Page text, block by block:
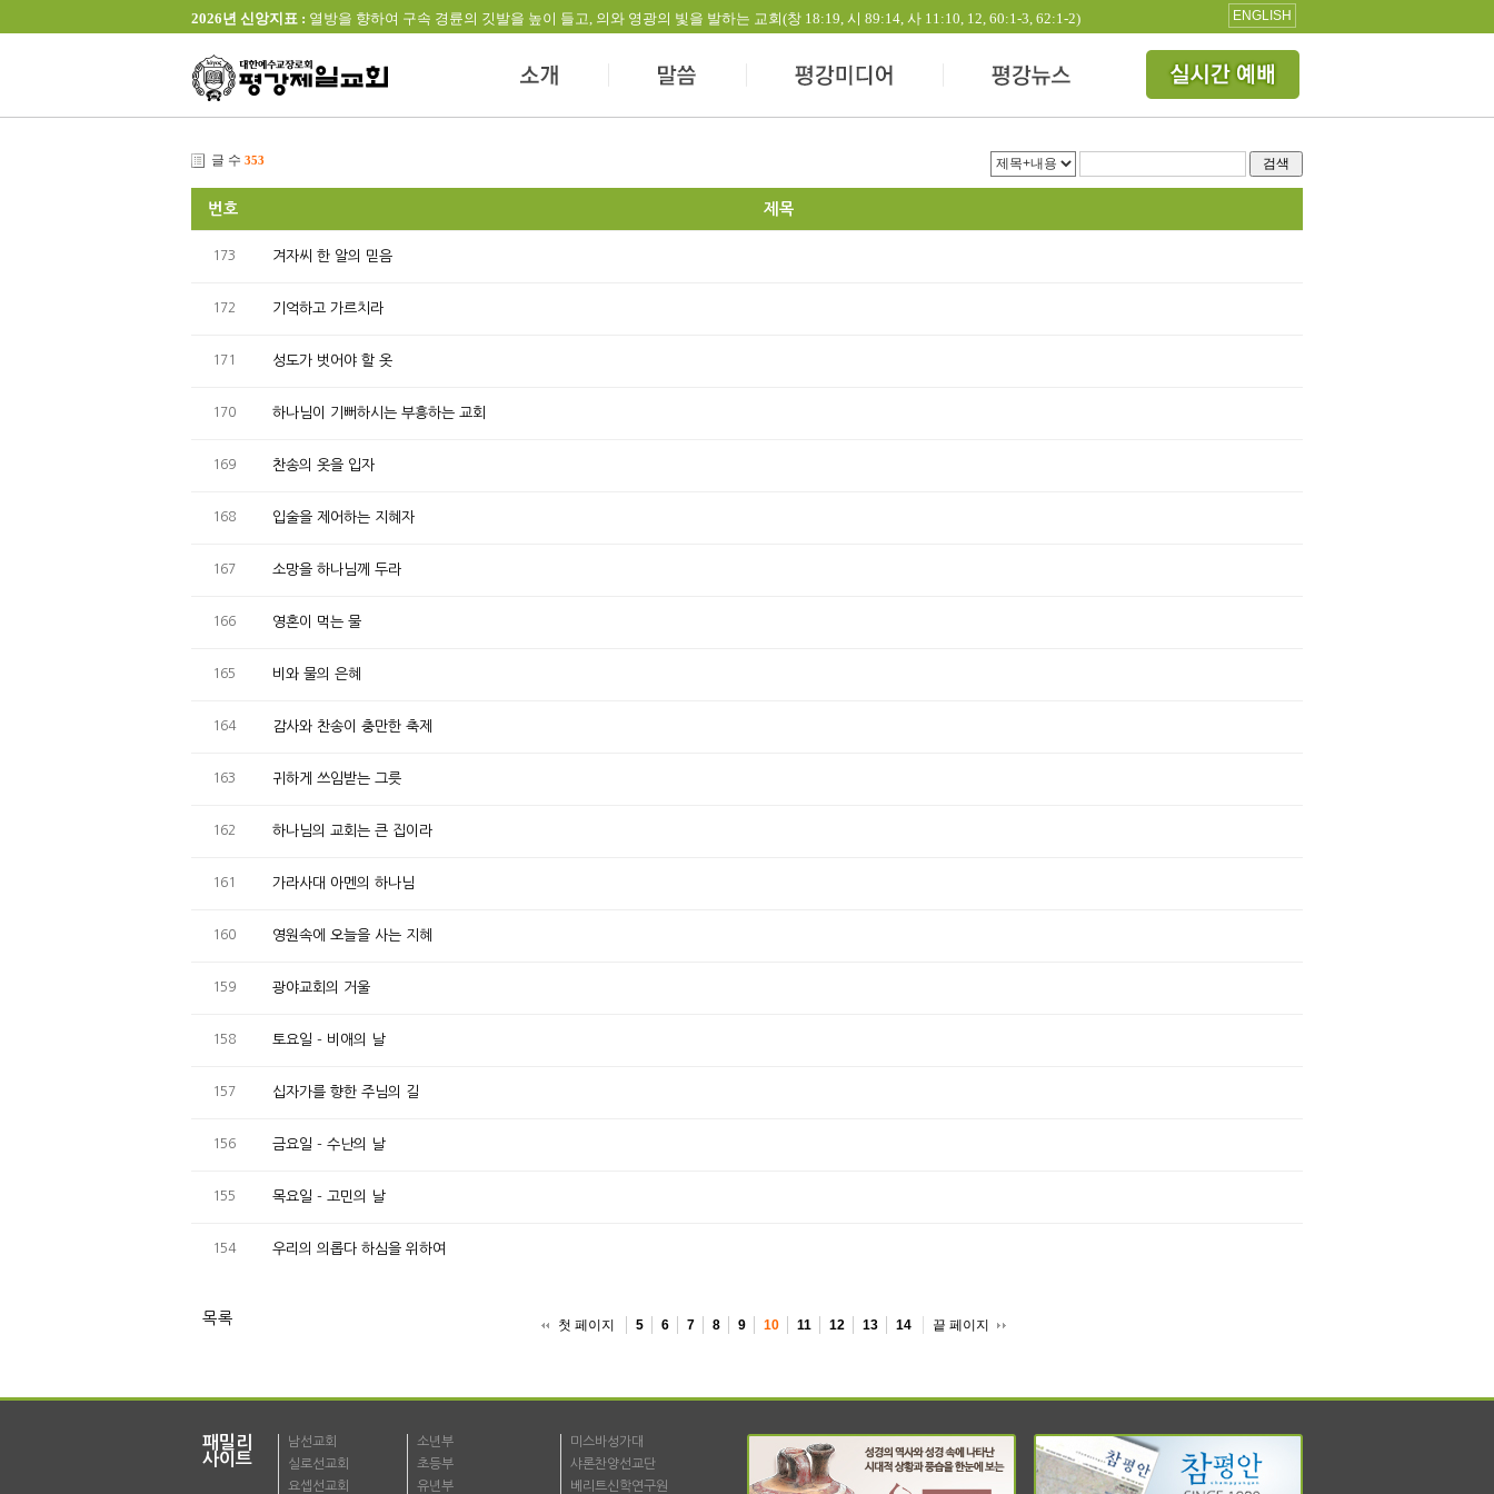
2026년 신앙지표 : 열방을 향하여 구속 경륜의 깃발을 높이 들고, 의와 영광의 빛을 발하는 교회(창 18:19, 시 89:14, 사 11:10, 12, 60:1-3, 62:1-2) ENGLISH
글 수 353 검색
번호 제목
173 겨자씨 한 알의 믿음
172 기억하고 가르치라
171 성도가 벗어야 할 옷
170 하나님이 기뻐하시는 부흥하는 교회
169 찬송의 옷을 입자
168 입술을 제어하는 지혜자
167 소망을 하나님께 두라
166 영혼이 먹는 물
165 비와 물의 은혜
164 감사와 찬송이 충만한 축제
163 귀하게 쓰임받는 그릇
162 하나님의 교회는 큰 집이라
161 가라사대 아멘의 하나님
160 영원속에 오늘을 사는 지혜
159 광야교회의 거울
158 토요일 - 비애의 날
157 십자가를 향한 주님의 길
156 금요일 - 수난의 날
155 목요일 - 고민의 날
154 우리의 의롭다 하심을 위하여
목록 첫 페이지 5 6 7 8 9 10 11 12 13 14 끝 페이지
패밀리
사이트
남선교회
실로선교회
요셉선교회
소년부
초등부
유년부
미스바성가대
샤론찬양선교단
베리트신학연구원